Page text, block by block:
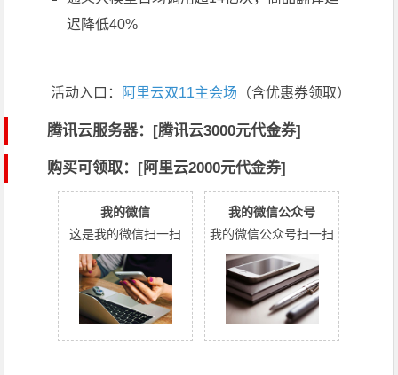
迟降低40%
活动入口： 阿里云双11主会场 （含优惠券领取）
腾讯云服务器：[腾讯云3000元代金券]
购买可领取：[阿里云2000元代金券]
我的微信
这是我的微信扫一扫
我的微信公众号
我的微信公众号扫一扫